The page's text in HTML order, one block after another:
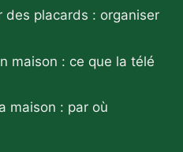
des placards : organiser
maison : ce que la télé
maison : par où